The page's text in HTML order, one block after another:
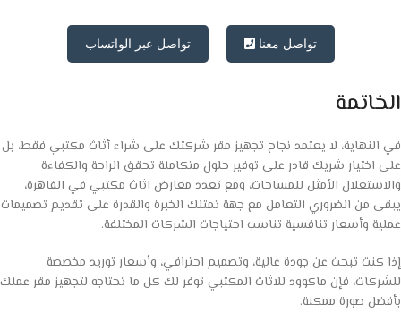
تواصل معنا تواصل عبر الواتساب
الخاتمة
في النهاية، لا يعتمد نجاح تجهيز مقر شركتك على شراء أثاث مكتبي فقط، بل
على اختيار شريك قادر على توفير حلول متكاملة تحقق الراحة والكفاءة
والاستغلال الأمثل للمساحات، ومع تعدد معارض اثاث مكتبي في القاهرة،
يبقى من الضروري التعامل مع جهة تمتلك الخبرة والقدرة على تقديم تصميمات
عملية وأسعار تنافسية تناسب احتياجات الشركات المختلفة.
إذا كنت تبحث عن جودة عالية، وتصميم احترافي، وأسعار توريد مخصصة
للشركات، فإن ماكوود للاثاث المكتبي توفر لك كل ما تحتاجه لتجهيز مقر عملك
بأفضل صورة ممكنة.